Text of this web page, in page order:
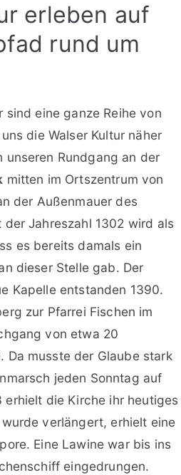
erleben auf
rund um
sind eine ganze Reihe von
die Walser Kultur näher
unseren Rundgang an der
mitten im Ortszentrum von
der Außenmauer des
Jahreszahl 1302 wird als
es bereits damals ein
dieser Stelle gab. Der
Kapelle entstanden 1390.
zur Pfarrei Fischen im
von etwa 20
Da musste der Glaube stark
jeden Sonntag auf
erhielt die Kirche ihr heutiges
verlängert, erhielt eine
Eine Lawine war bis ins
eingedrungen.